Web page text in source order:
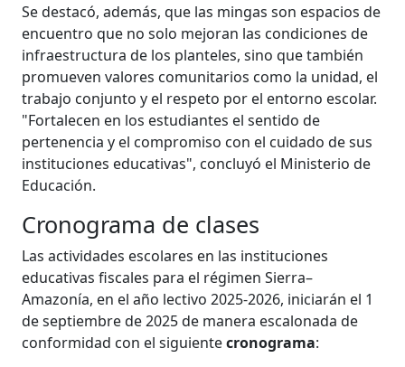
Se destacó, además, que las mingas son espacios de
encuentro que no solo mejoran las condiciones de
infraestructura de los planteles, sino que también
promueven valores comunitarios como la unidad, el
trabajo conjunto y el respeto por el entorno escolar.
"Fortalecen en los estudiantes el sentido de
pertenencia y el compromiso con el cuidado de sus
instituciones educativas", concluyó el Ministerio de
Educación.
Cronograma de clases
Las actividades escolares en las instituciones
educativas fiscales para el régimen Sierra–
Amazonía, en el año lectivo 2025-2026, iniciarán el 1
de septiembre de 2025 de manera escalonada de
conformidad con el siguientecronograma: